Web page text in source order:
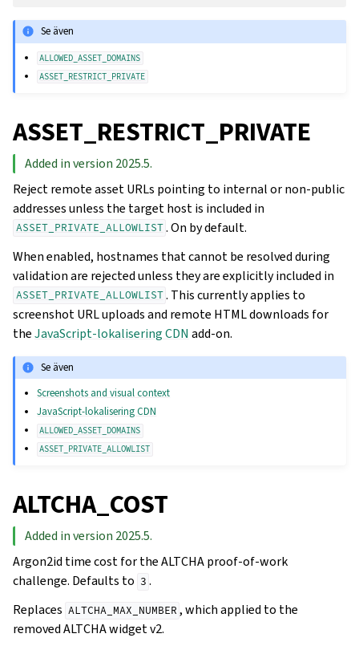
Se även
ALLOWED_ASSET_DOMAINS
ASSET_RESTRICT_PRIVATE
ASSET_RESTRICT_PRIVATE
Added in version 2025.5.
Reject remote asset URLs pointing to internal or non-public
addresses unless the target host is included in
ASSET_PRIVATE_ALLOWLIST . On by default.
When enabled, hostnames that cannot be resolved during
validation are rejected unless they are explicitly included in
ASSET_PRIVATE_ALLOWLIST . This currently applies to
screenshot URL uploads and remote HTML downloads for
theJavaScript-lokalisering CDN add-on.
Se även
Screenshots and visual context
JavaScript-lokalisering CDN
ALLOWED_ASSET_DOMAINS
ASSET_PRIVATE_ALLOWLIST
ALTCHA_COST
Added in version 2025.5.
Argon2id time cost for the ALTCHA proof-of-work
challenge. Defaults to 3 .
Replaces ALTCHA_MAX_NUMBER , which applied to the
removed ALTCHA widget v2.